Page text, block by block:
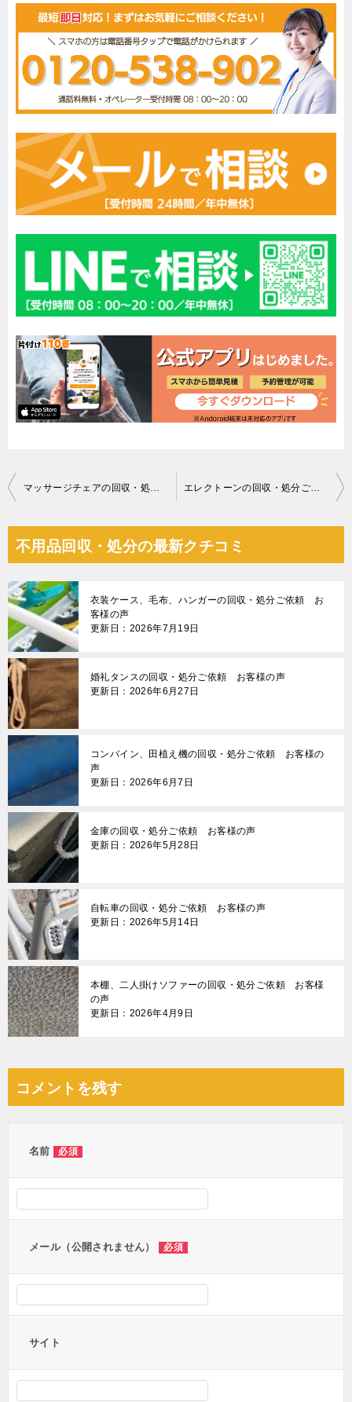
投
ナ
ビ
ゲ
ー
シ
ョ
ン
マッサージチェアの回収・処分ご依頼 お客様の声 エレクトーンの回収・処分ご依頼 お客様の声
不用品回収・処分の最新クチコミ
衣装ケース、毛布、ハンガーの回収・処分ご依頼 お
客様の声
更新日：2026年7月19日
婚礼タンスの回収・処分ご依頼 お客様の声
更新日：2026年6月27日
コンバイン、田植え機の回収・処分ご依頼 お客様の
声
更新日：2026年6月7日
金庫の回収・処分ご依頼 お客様の声
更新日：2026年5月28日
自転車の回収・処分ご依頼 お客様の声
更新日：2026年5月14日
本棚、二人掛けソファーの回収・処分ご依頼 お客様
の声
更新日：2026年4月9日
コメントを残す
名前 必須
メール（公開されません） 必須
サイト